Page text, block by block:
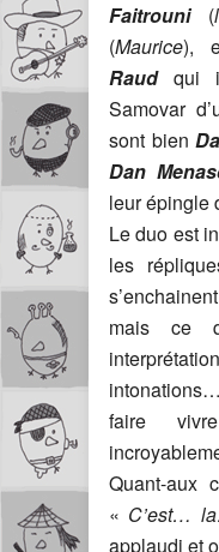
Faitrouni
(
(Maurice),
Raudqui
Samovar
sont bien
Dan
leur épingle
Le duo est
les
mais ce
faire
Quant-aux
« C’est…
applaudi et